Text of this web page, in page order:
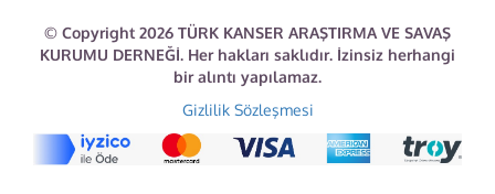
© Copyright 2026 TÜRK KANSER ARAŞTIRMA VE SAVAŞ
KURUMU DERNEĞİ. Her hakları saklıdır. İzinsiz herhangi
bir alıntı yapılamaz.
Gizlilik Sözleşmesi